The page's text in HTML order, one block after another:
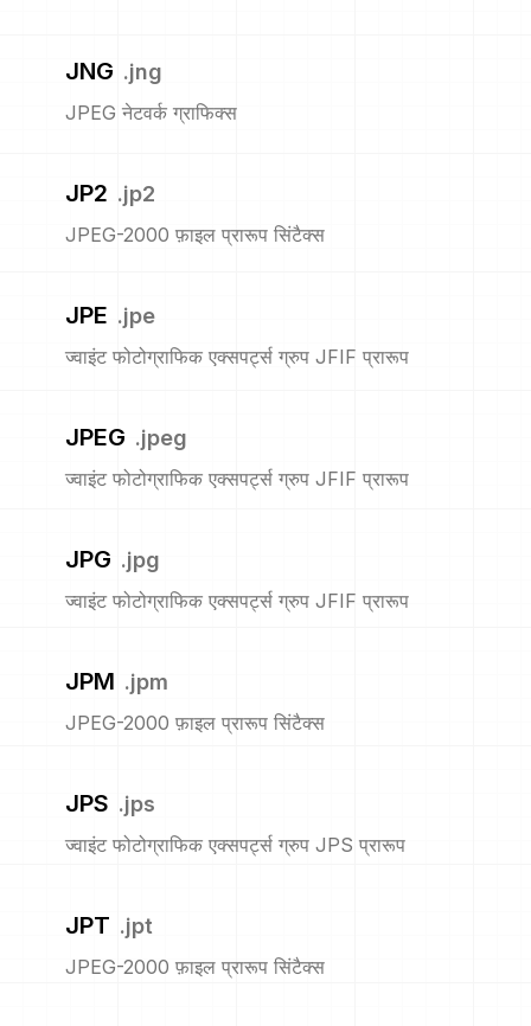
JNG .jng
JPEG नेटवर्क ग्राफिक्स
JP2 .jp2
JPEG-2000 फ़ाइल प्रारूप सिंटैक्स
JPE .jpe
ज्वाइंट फोटोग्राफिक एक्सपर्ट्स ग्रुप JFIF प्रारूप
JPEG .jpeg
ज्वाइंट फोटोग्राफिक एक्सपर्ट्स ग्रुप JFIF प्रारूप
JPG .jpg
ज्वाइंट फोटोग्राफिक एक्सपर्ट्स ग्रुप JFIF प्रारूप
JPM .jpm
JPEG-2000 फ़ाइल प्रारूप सिंटैक्स
JPS .jps
ज्वाइंट फोटोग्राफिक एक्सपर्ट्स ग्रुप JPS प्रारूप
JPT .jpt
JPEG-2000 फ़ाइल प्रारूप सिंटैक्स